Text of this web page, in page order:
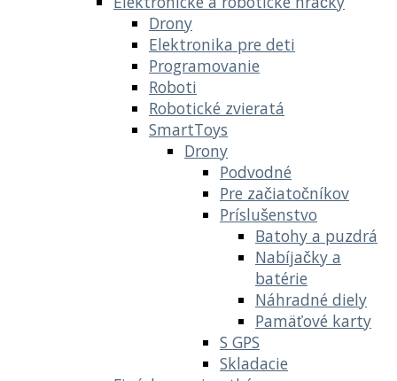
Drony
Elektronika pre deti
Programovanie
Roboti
Robotické zvieratá
SmartToys
Drony
Podvodné
Pre začiatočníkov
Príslušenstvo
Batohy a puzdrá
Nabíjačky a
batérie
Náhradné diely
Pamäťové karty
S GPS
Skladacie